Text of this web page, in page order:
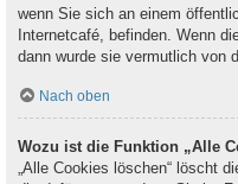
wenn Sie sich an einem
Internetcafé, befinden. Wenn
dann wurde sie vermutlich von
Nach oben
Wozu ist die Funktion „Alle
„Alle Cookies löschen“ löscht